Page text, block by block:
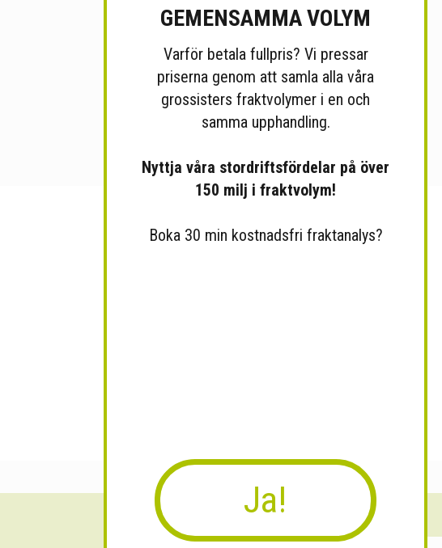
GEMENSAMMA VOLYM
Varför betala fullpris? Vi pressar
priserna genom att samla alla våra
grossisters fraktvolymer i en och
samma upphandling.
Nyttja våra stordriftsfördelar på över
150 milj i fraktvolym!
Boka 30 min kostnadsfri fraktanalys?
Ja!